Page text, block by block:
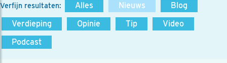
Verfijn resultaten: Alles Nieuws
Blog
Verdieping
Opinie Tip
Video
Podcast